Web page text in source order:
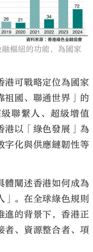
樞紐的功能，為國家
港可戰略定位為國家
祖國、聯通世界」的
聯繫人、超級增值
港以「綠色發展」為
字化與供應鏈韌性等
體闡述香港如何成為
」。在全球綠色規則
進的背景下，香港正
者、資源整合者、項